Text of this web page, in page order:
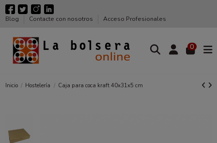
Blog Contacte con nosotros Acceso Profesionales
0
Inicio Hostelería Caja para coca kraft 40x31x5 cm